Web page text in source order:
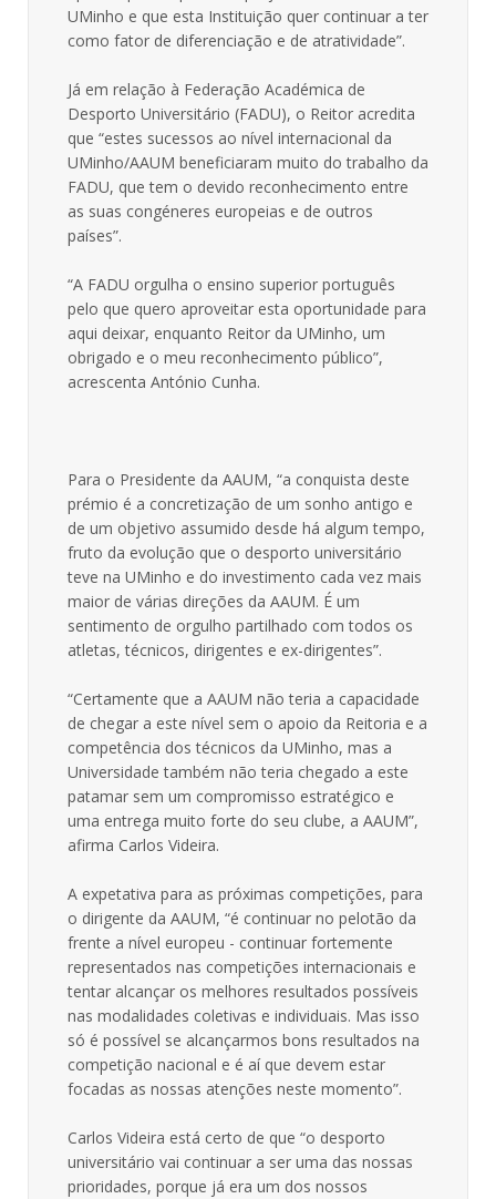
UMinho e que esta Instituição quer continuar a ter
como fator de diferenciação e de atratividade”.
Já em relação à Federação Académica de
Desporto Universitário (FADU), o Reitor acredita
que “estes sucessos ao nível internacional da
UMinho/AAUM beneficiaram muito do trabalho da
FADU, que tem o devido reconhecimento entre
as suas congéneres europeias e de outros
países”.
“A FADU orgulha o ensino superior português
pelo que quero aproveitar esta oportunidade para
aqui deixar, enquanto Reitor da UMinho, um
obrigado e o meu reconhecimento público”,
acrescenta António Cunha.
Para o Presidente da AAUM, “a conquista deste
prémio é a concretização de um sonho antigo e
de um objetivo assumido desde há algum tempo,
fruto da evolução que o desporto universitário
teve na UMinho e do investimento cada vez mais
maior de várias direções da AAUM. É um
sentimento de orgulho partilhado com todos os
atletas, técnicos, dirigentes e ex-dirigentes”.
“Certamente que a AAUM não teria a capacidade
de chegar a este nível sem o apoio da Reitoria e a
competência dos técnicos da UMinho, mas a
Universidade também não teria chegado a este
patamar sem um compromisso estratégico e
uma entrega muito forte do seu clube, a AAUM”,
afirma Carlos Videira.
A expetativa para as próximas competições, para
o dirigente da AAUM, “é continuar no pelotão da
frente a nível europeu - continuar fortemente
representados nas competições internacionais e
tentar alcançar os melhores resultados possíveis
nas modalidades coletivas e individuais. Mas isso
só é possível se alcançarmos bons resultados na
competição nacional e é aí que devem estar
focadas as nossas atenções neste momento”.
Carlos Videira está certo de que “o desporto
universitário vai continuar a ser uma das nossas
prioridades, porque já era um dos nossos